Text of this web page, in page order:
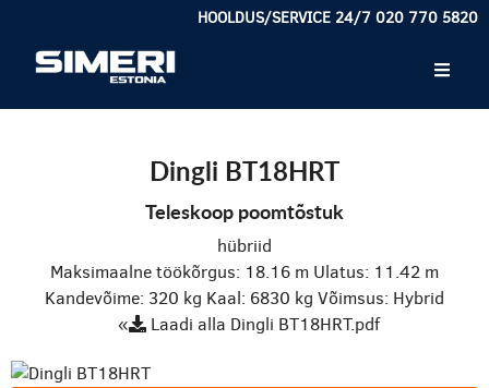
HOOLDUS/SERVICE 24/7 020 770 5820
Dingli BT18HRT
Teleskoop poomtõstuk
hübriid
Maksimaalne töökõrgus: 18.16 m Ulatus: 11.42 m
Kandevõime: 320 kg Kaal: 6830 kg Võimsus: Hybrid
«
Laadi alla Dingli BT18HRT.pdf